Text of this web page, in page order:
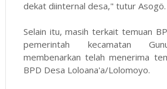
dekat diinternal desa," tutur Asogö.
Selain itu, masih terkait temuan
pemerintah kecamatan
membenarkan telah menerima
BPD Desa Loloana'a/Lolomoyo.